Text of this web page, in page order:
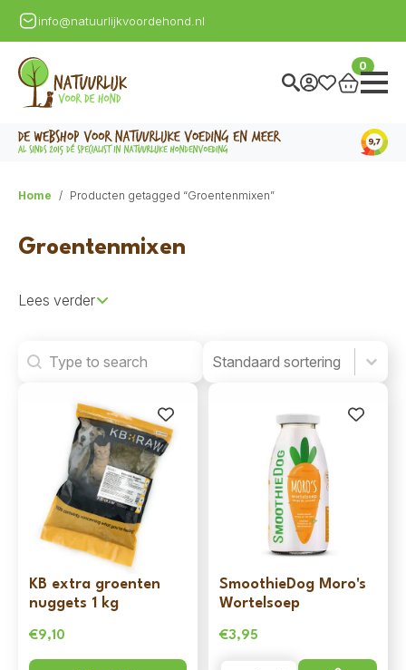
info@natuurlijkvoordehond.nl
0
Home Producten getagged “Groentenmixen”
Groentenmixen
Lees verder
Search Product Order
Product Order
KB extra groenten
nuggets 1 kg
€9,10
SmoothieDog Moro's
Wortelsoep
€3,95
SmoothieDog